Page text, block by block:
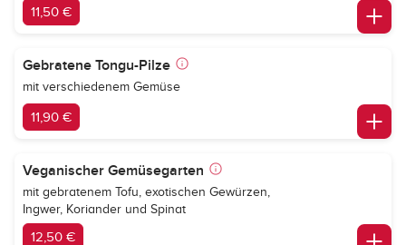
11,50 €
Gebratene Tongu-Pilze
mit verschiedenem Gemüse
11,90 €
Veganischer Gemüsegarten
mit gebratenem Tofu, exotischen Gewürzen,
Ingwer, Koriander und Spinat
12,50 €